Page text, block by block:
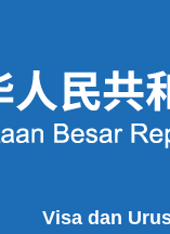
Visa dan